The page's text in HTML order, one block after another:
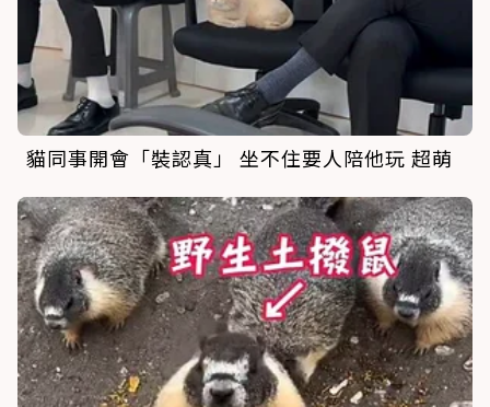
貓同事開會「裝認真」 坐不住要人陪他玩 超萌